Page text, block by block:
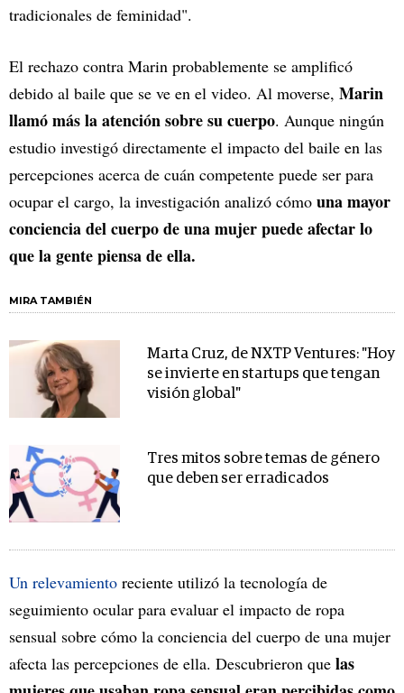
tradicionales de feminidad".
El rechazo contra Marin probablemente se amplificó
debido al baile que se ve en el video. Al moverse, Marin
llamó más la atención sobre su cuerpo. Aunque ningún
estudio investigó directamente el impacto del baile en las
percepciones acerca de cuán competente puede ser para
ocupar el cargo, la investigación analizó cómo una mayor
conciencia del cuerpo de una mujer puede afectar lo
que la gente piensa de ella.
MIRA TAMBIÉN
Marta Cruz, de NXTP Ventures: "Hoy
se invierte en startups que tengan
visión global"
Tres mitos sobre temas de género
que deben ser erradicados
Un relevamiento reciente utilizó la tecnología de
seguimiento ocular para evaluar el impacto de ropa
sensual sobre cómo la conciencia del cuerpo de una mujer
afecta las percepciones de ella. Descubrieron que las